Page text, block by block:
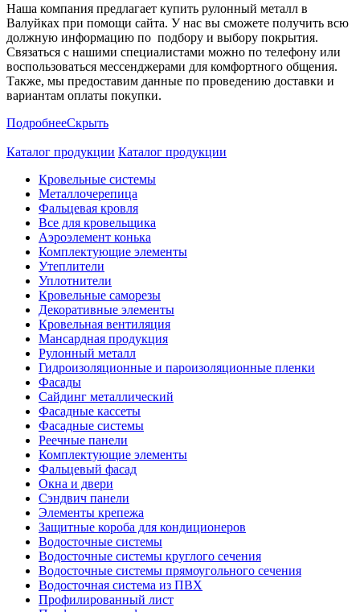
Наша компания предлагает купить рулонный металл в
Валуйках при помощи сайта. У нас вы сможете получить всю
должную информацию по подбору и выбору покрытия.
Связаться с нашими специалистами можно по телефону или
воспользоваться мессенджерами для комфортного общения.
Также, мы предоставим данные по проведению доставки и
вариантам оплаты покупки.
ПодробнееСкрыть
Каталог продукции Каталог продукции
Кровельные системы
Металлочерепица
Фальцевая кровля
Все для кровельщика
Аэроэлемент конька
Комплектующие элементы
Утеплители
Уплотнители
Кровельные саморезы
Декоративные элементы
Кровельная вентиляция
Мансардная продукция
Рулонный металл
Гидроизоляционные и пароизоляционные пленки
Фасады
Сайдинг металлический
Фасадные кассеты
Фасадные системы
Реечные панели
Комплектующие элементы
Фальцевый фасад
Окна и двери
Сэндвич панели
Элементы крепежа
Защитные короба для кондиционеров
Водосточные системы
Водосточные системы круглого сечения
Водосточные системы прямоугольного сечения
Водосточная система из ПВХ
Профилированный лист